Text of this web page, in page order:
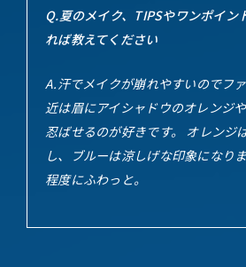
Q.夏のメイク、TIPSやワンポイン
れば教えてください
A.汗でメイクが崩れやすいのでフ
近は眉にアイシャドウのオレンジ
忍ばせるのが好きです。 オレンジ
し、ブルーは涼しげな印象になり
程度にふわっと。